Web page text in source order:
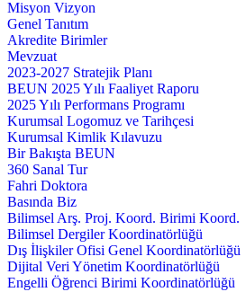
Misyon Vizyon
Genel Tanıtım
Akredite Birimler
Mevzuat
2023-2027 Stratejik Planı
BEUN 2025 Yılı Faaliyet Raporu
2025 Yılı Performans Programı
Kurumsal Logomuz ve Tarihçesi
Kurumsal Kimlik Kılavuzu
Bir Bakışta BEUN
360 Sanal Tur
Fahri Doktora
Basında Biz
Bilimsel Arş. Proj. Koord. Birimi Koord.
Bilimsel Dergiler Koordinatörlüğü
Dış İlişkiler Ofisi Genel Koordinatörlüğü
Dijital Veri Yönetim Koordinatörlüğü
Engelli Öğrenci Birimi Koordinatörlüğü